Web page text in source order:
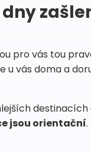
pro vás tou
u vás doma
jsou orientační.